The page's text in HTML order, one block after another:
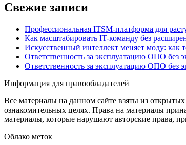
Свежие записи
Профессиональная ITSM-платформа для
Как масштабировать IT-команду без
Искусственный интеллект меняет моду: как
Ответственность за эксплуатацию ОПО без
Ответственность за эксплуатацию ОПО без
Информация для правообладателей
Все материалы на данном сайте взяты из
ознакомительных целях. Права на материалы
материалы, которые нарушают авторские права,
Облако меток